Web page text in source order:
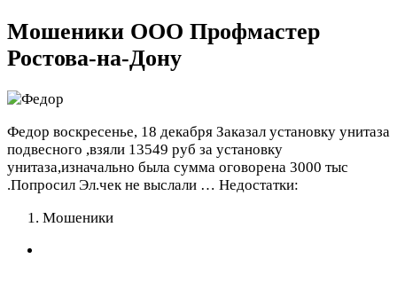
Мошеники ООО Профмастер
Ростова-на-Дону
Федор воскресенье, 18 декабря Заказал установку унитаза
подвесного ,взяли 13549 руб за установку
унитаза,изначально была сумма оговорена 3000 тыс
.Попросил Эл.чек не выслали … Недостатки:
Мошеники